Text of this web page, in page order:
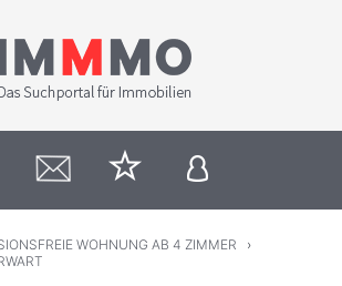
WOHNUNG AB 4 ZIMMER
›